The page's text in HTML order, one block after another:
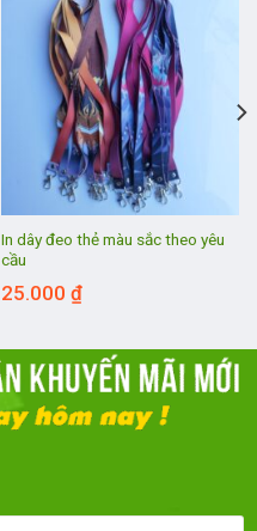
In dây đeo thẻ màu sắc theo yêu
cầu
25.000 ₫